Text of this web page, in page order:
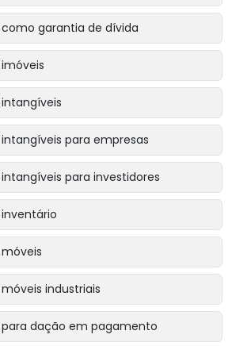
garantia de dívida
para empresas
para investidores
industriais
dação em pagamento